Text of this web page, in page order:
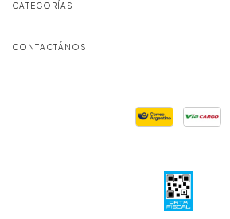
CATEGORÍAS
CONTACTÁNOS